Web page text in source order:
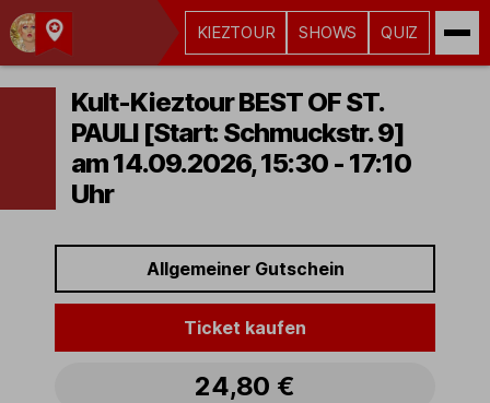
Kult-
Kieztouren
Hamburg
KIEZTOUR SHOWS QUIZ
Kult-Kieztour BEST OF ST.
PAULI [Start: Schmuckstr. 9]
am 14.09.2026, 15:30 - 17:10
Uhr
Allgemeiner Gutschein
Ticket kaufen
24,80 €